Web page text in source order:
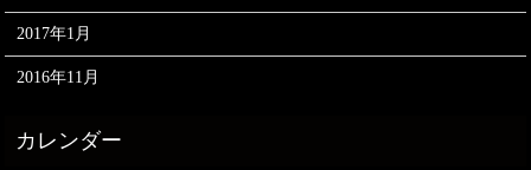
2017年1月
2016年11月